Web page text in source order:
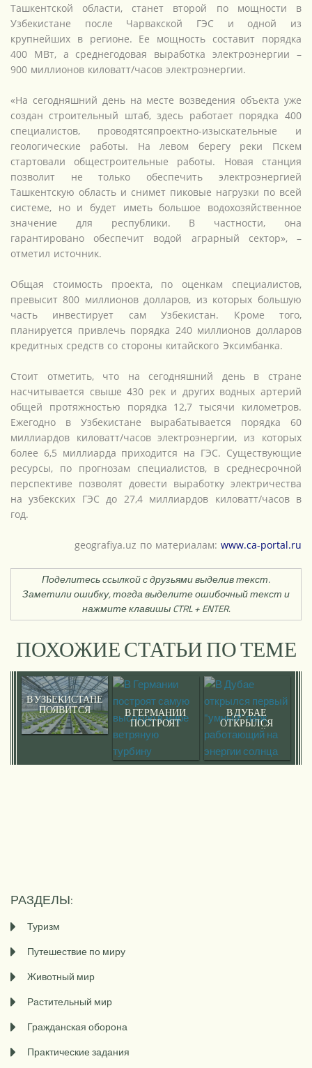
Ташкентской области, станет второй по мощности в
Узбекистане после Чарвакской ГЭС и одной из
крупнейших в регионе. Ее мощность составит порядка
400 МВт, а среднегодовая выработка электроэнергии –
900 миллионов киловатт/часов электроэнергии.
«На сегодняшний день на месте возведения объекта уже
создан строительный штаб, здесь работает порядка 400
специалистов, проводятсяпроектно-изыскательные и
геологические работы. На левом берегу реки Пскем
стартовали общестроительные работы. Новая станция
позволит не только обеспечить электроэнергией
Ташкентскую область и снимет пиковые нагрузки по всей
системе, но и будет иметь большое водохозяйственное
значение для республики. В частности, она
гарантировано обеспечит водой аграрный сектор», –
отметил источник.
Общая стоимость проекта, по оценкам специалистов,
превысит 800 миллионов долларов, из которых большую
часть инвестирует сам Узбекистан. Кроме того,
планируется привлечь порядка 240 миллионов долларов
кредитных средств со стороны китайского Эксимбанка.
Стоит отметить, что на сегодняшний день в стране
насчитывается свыше 430 рек и других водных артерий
общей протяжностью порядка 12,7 тысячи километров.
Ежегодно в Узбекистане вырабатывается порядка 60
миллиардов киловатт/часов электроэнергии, из которых
более 6,5 миллиарда приходится на ГЭС. Существующие
ресурсы, по прогнозам специалистов, в среднесрочной
перспективе позволят довести выработку электричества
на узбекских ГЭС до 27,4 миллиардов киловатт/часов в
год.
geografiya.uz по материалам: www.ca-portal.ru
Поделитесь ссылкой с друзьями выделив текст.
Заметили ошибку, тогда выделите ошибочный текст и
нажмите клавишы CTRL + ENTER.
ПОХОЖИЕ СТАТЬИ ПО ТЕМЕ
В УЗБЕКИСТАНЕ
ПОЯВИТСЯ
ГИГАНТСКАЯ
ТЕПЛИЦА
В ГЕРМАНИИ
ПОСТРОЯТ
САМУЮ
ВЫСОКУЮ В
МИРЕ
ВЕТРЯНУЮ
В ДУБАЕ
ОТКРЫЛСЯ
ПЕРВЫЙ
"УМНЫЙ" ПАРК,
РАБОТАЮЩИЙ
НА ЭНЕРГИИ
РАЗДЕЛЫ:
Туризм
Путешествие по миру
Животный мир
Растительный мир
Гражданская оборона
Практические задания